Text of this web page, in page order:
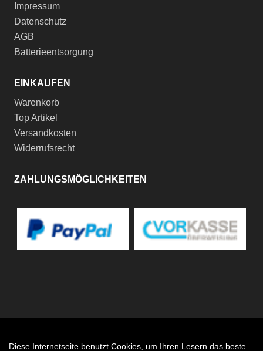
Impressum
Datenschutz
AGB
Batterieentsorgung
EINKAUFEN
Warenkorb
Top Artikel
Versandkosten
Widerrufsrecht
ZAHLUNGSMÖGLICHKEITEN
Diese Internetseite benutzt Cookies, um Ihren Lesern das beste
Auftrag widerrufen